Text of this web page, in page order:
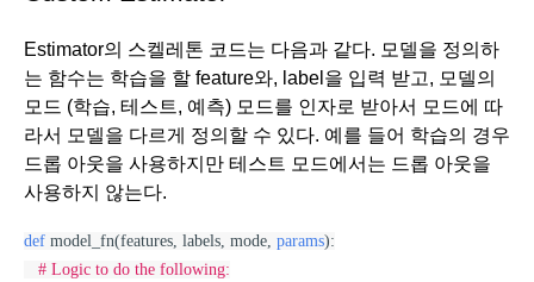
Estimator의 스켈레톤 코드는 다음과 같다. 모델을 정의하
는 함수는 학습을 할 feature와, label을 입력 받고, 모델의
모드 (학습, 테스트, 예측) 모드를 인자로 받아서 모드에 따
라서 모델을 다르게 정의할 수 있다. 예를 들어 학습의 경우
드롭 아웃을 사용하지만 테스트 모드에서는 드롭 아웃을
사용하지 않는다.
def model_fn(features, labels, mode, params):
# Logic to do the following: